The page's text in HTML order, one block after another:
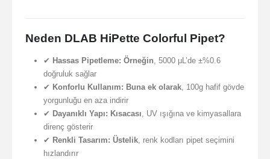
Neden DLAB HiPette Colorful Pipet?
✔ Hassas Pipetleme: Örneğin, 5000 μL’de ±%0.6
doğruluk sağlar
✔ Konforlu Kullanım: Buna ek olarak, 100g hafif gövde
yorgunluğu en aza indirir
✔ Dayanıklı Yapı: Kısacası, UV ışığına ve kimyasallara
direnç gösterir
✔ Renkli Tasarım: Üstelik, renk kodları pipet seçimini
hızlandırır